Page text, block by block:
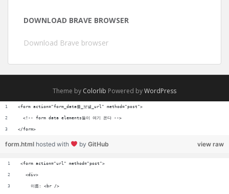
DOWNLOAD BRAVE BROWSER
Download Brave browser
Theme by Colorlib Powered byWordPress
<form action="form_data를_보낼_url" method="post">
  <!-- form data elements들이 여기 온다 -->
</form>
view raw
form.html hosted with by GitHub
<form action="url" method="post">
  <div>
    이름: <br />